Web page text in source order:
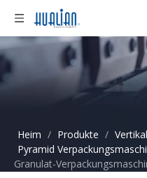
Heim / Produkte /
Pyramid
Granulat-